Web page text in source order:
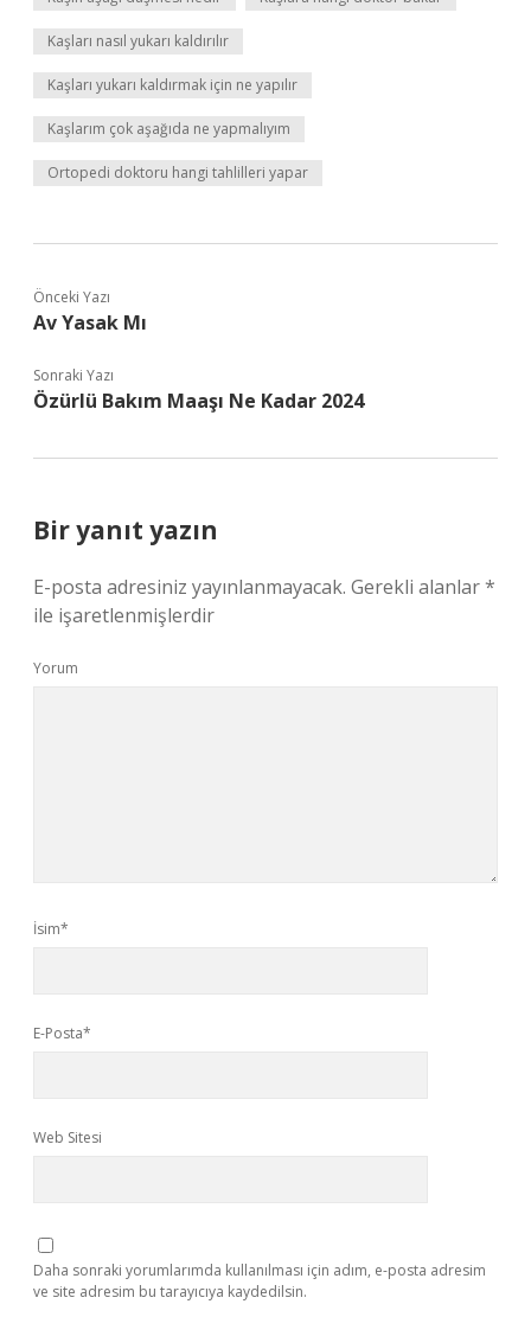
Kaşları nasıl yukarı kaldırılır
Kaşları yukarı kaldırmak için ne yapılır
Kaşlarım çok aşağıda ne yapmalıyım
Ortopedi doktoru hangi tahlilleri yapar
Önceki Yazı
Av Yasak Mı
Sonraki Yazı
Özürlü Bakım Maaşı Ne Kadar 2024
Bir yanıt yazın
E-posta adresiniz yayınlanmayacak. Gerekli alanlar*
ile işaretlenmişlerdir
Yorum
İsim*
E-Posta*
Web Sitesi
Daha sonraki yorumlarımda kullanılması için adım, e-posta adresim
ve site adresim bu tarayıcıya kaydedilsin.